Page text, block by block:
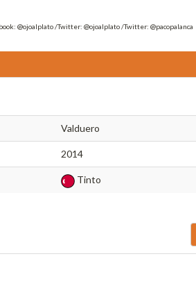
@ojoalplato /Twitter: @ojoalplato /Twitter: @pacopalanca
Valduero
2014
Tinto